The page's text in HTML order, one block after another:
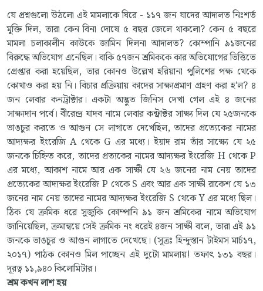
যে প্রশ্নগুলো উঠলো এই মামলাকে ঘিরে - ১১৭ জন যাদের আদালত নিঃশর্ত
মুক্তি দিল, তারা কেন বিনা দোষে ৫ বছর জেলে থাকলো? কেন ৫ বছরে
মামলা চলাকালীন কাউকে জামিন দিলনা আদালত? কোম্পানি ৯১জনের
বিরুদ্ধে অভিযোগ এনেছিল। বাকি ৫৭জন শ্রমিককে কার অভিযোগের ভিত্তিতে
গ্রেপ্তার করা হয়েছিল, তার কোনও উল্লেখ হরিয়ানা পুলিশের পক্ষ থেকে
কোথাও করা হয় নি।বিচার প্রক্রিয়ায় কাদের সাক্ষ্যপ্রমাণ গ্রহণ করা হ'ল? ৪
জন লেবার কনট্রাক্টার। একটা অদ্ভুত জিনিস দেখা গেল এই ৪ জনের
সাক্ষ্যদান পর্বে। বীরেন্দ্র যাদব নামে লেবার কন্ট্রাক্টর সাক্ষ্য দিল যে ২৫জনকে
ভাঙচুর করতে ও আগুন সে লাগাতে দেখেছিল, তাদের প্রত্যেকের নামের
আদ্যক্ষর ইংরেজি A থেকে G এর মধ্যে। ইয়াদ রাম তাঁর সাক্ষ্যে যে ২৫
জনকে চিহ্নিত করে, তাদের প্রত্যকের নামের আদ্যক্ষর ইংরেজি H থেকে P
এর মধ্যে, আকাশ নামে আর এক সাক্ষী যে ২৬ জনের নাম নেয় তাদের
প্রত্যেকের আদ্যক্ষর ইংরেজি P থেকে S এবং আর এক সাক্ষী রাকেশ যে ১৩
জনের নাম নেয় তাদের নামের আদ্যক্ষর ইংরেজি S থেকে Y এর মধ্যে ছিল।
ঠিক যে ক্রমিক ধরে সুজুকি কোম্পানি ৯১ জন শ্রমিকের নামে অভিযোগ
জানিয়েছিল, ক্রমান্বয়ে সেই ক্রমিক নং ধরেই ৪জন সাক্ষী বলে, তারা এই ৯১
জনকে ভাঙচুর ও আগুন লাগাতে দেখেছে। (সূত্রঃ হিন্দুস্তান টাইমস মার্চ১৭,
২০১৭) পাঠক কোনও মিল পাচ্ছেন এই দুটো মামলায়! তফাৎ ১৩১ বছর।
দূরত্ব ১১,৯৪০ কিলোমিটার।
শ্রম কখন লাশ হয়